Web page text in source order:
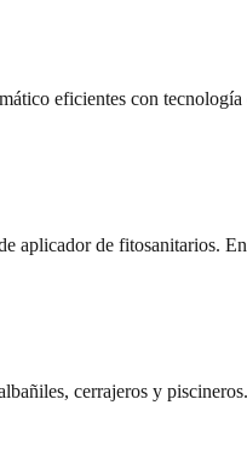
eficientes con
aplicador de fitosanitarios.
cerrajeros y